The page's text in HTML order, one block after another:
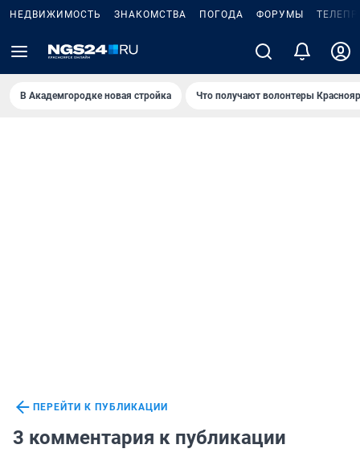
НЕДВИЖИМОСТЬ ЗНАКОМСТВА ПОГОДА ФОРУМЫ
В Академгородке новая стройка Что получают волонтеры
ПЕРЕЙТИ К ПУБЛИКАЦИИ
3 комментария к публикации